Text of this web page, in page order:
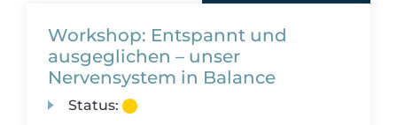
Workshop: Entspannt und
ausgeglichen – unser
Nervensystem in Balance
Status: